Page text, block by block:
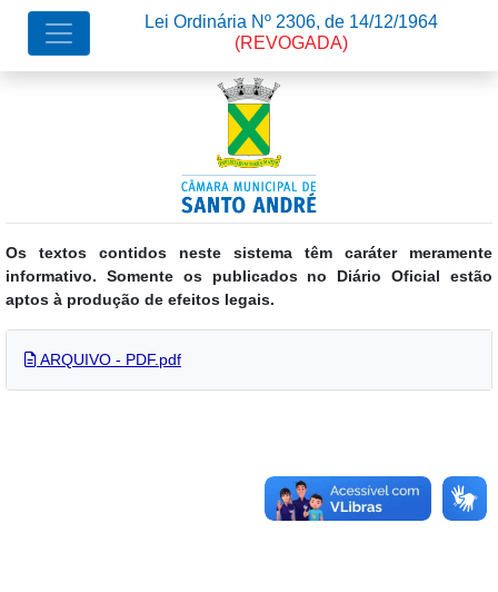
Os textos contidos neste sistema têm caráter meramente
informativo. Somente os publicados no Diário Oficial estão
aptos à produção de efeitos legais.
Lei Ordinária Nº 2306, de 14/12/1964
(REVOGADA)
ARQUIVO - PDF.pdf